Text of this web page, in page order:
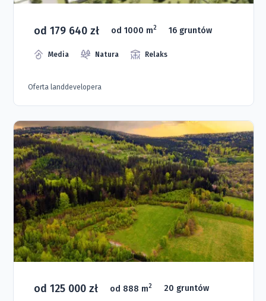
od 179 640 zł od 1000 m2 16 gruntów
Media Natura Relaks
Oferta landdevelopera
od 125 000 zł od 888 m2 20 gruntów